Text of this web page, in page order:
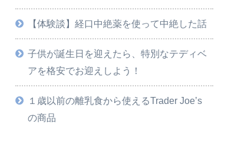
【体験談】経口中絶薬を使って中絶した話
子供が誕生日を迎えたら、特別なテディベ
アを格安でお迎えしよう！
１歳以前の離乳食から使えるTrader Joe’s
の商品